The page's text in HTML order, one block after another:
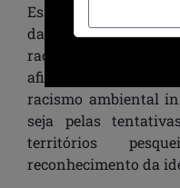
Essa situação a que
das águas é um
racismo ambiental
afirmar que esta
racismo ambiental
seja pelas
territórios
reconhecimento da